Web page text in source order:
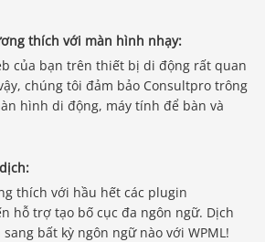
thích với màn hình nhạy:
của bạn trên thiết bị di động rất quan
chúng tôi đảm bảo Consultpro trông
hình di động, máy tính để bàn và
thích với hầu hết các plugin
hỗ trợ tạo bố cục đa ngôn ngữ. Dịch
bất kỳ ngôn ngữ nào với WPML!